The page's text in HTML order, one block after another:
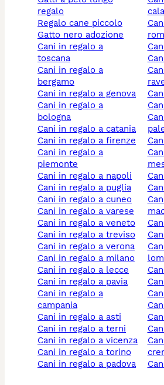
regalo
regalo cane piccolo
gatto nero adozione
cani in regalo a
toscana
cani in regalo a
bergamo
cani in regalo a genova
cani in regalo a
bologna
cani in regalo a catania
cani in regalo a firenze
cani in regalo a
piemonte
cani in regalo a napoli
cani in regalo a puglia
cani in regalo a cuneo
cani in regalo a varese
cani in regalo a veneto
cani in regalo a treviso
cani in regalo a verona
cani in regalo a milano
cani in regalo a lecce
cani in regalo a pavia
cani in regalo a
campania
cani in regalo a asti
cani in regalo a terni
cani in regalo a vicenza
cani in regalo a torino
cani in regalo a padova
cani in regalo a emilia-
cani in regalo a
cani in regalo a
cani in regalo a
cani in regalo a
cani in regalo a
cani in regalo a